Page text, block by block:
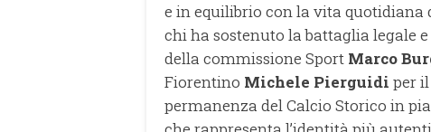
e in equilibrio con la vita
chi ha sostenuto la battaglia legale
della commissione Sport Marco
Fiorentino Michele Pierguidi per
permanenza del Calcio Storico in